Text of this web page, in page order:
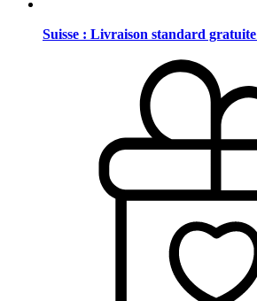
Suisse : Livraison standard gratuite